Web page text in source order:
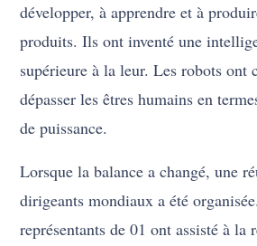
développer, à apprendre et à
produits. Ils ont inventé une
supérieure à la leur. Les robots ont
dépasser les êtres humains en
de puissance.
Lorsque la balance a changé, une
dirigeants mondiaux a été
représentants de 01 ont assisté à la